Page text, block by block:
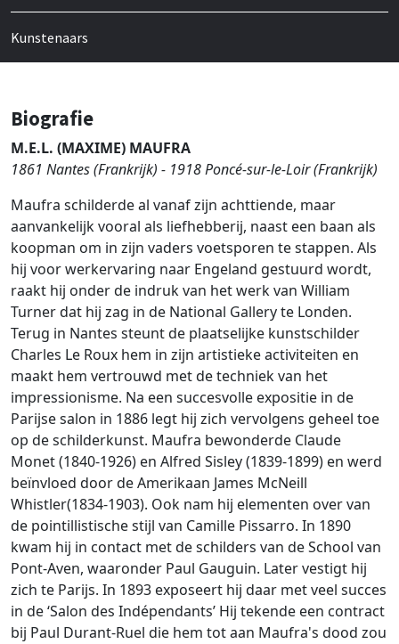
Kunstenaars
Biografie
M.E.L. (MAXIME) MAUFRA
1861 Nantes (Frankrijk) - 1918 Poncé-sur-le-Loir (Frankrijk)
Maufra schilderde al vanaf zijn achttiende, maar
aanvankelijk vooral als liefhebberij, naast een baan als
koopman om in zijn vaders voetsporen te stappen. Als
hij voor werkervaring naar Engeland gestuurd wordt,
raakt hij onder de indruk van het werk van William
Turner dat hij zag in de National Gallery te Londen.
Terug in Nantes steunt de plaatselijke kunstschilder
Charles Le Roux hem in zijn artistieke activiteiten en
maakt hem vertrouwd met de techniek van het
impressionisme. Na een succesvolle expositie in de
Parijse salon in 1886 legt hij zich vervolgens geheel toe
op de schilderkunst. Maufra bewonderde Claude
Monet (1840-1926) en Alfred Sisley (1839-1899) en werd
beïnvloed door de Amerikaan James McNeill
Whistler(1834-1903). Ook nam hij elementen over van
de pointillistische stijl van Camille Pissarro. In 1890
kwam hij in contact met de schilders van de School van
Pont-Aven, waaronder Paul Gauguin. Later vestigt hij
zich te Parijs. In 1893 exposeert hij daar met veel succes
in de ‘Salon des Indépendants’ Hij tekende een contract
bij Paul Durant-Ruel die hem tot aan Maufra's dood zou